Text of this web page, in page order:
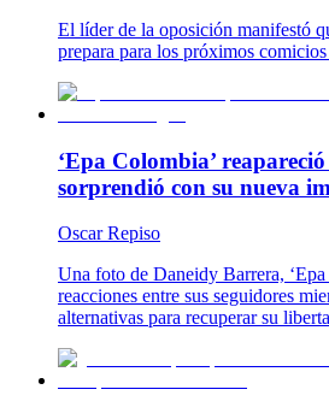
El líder de la oposición manifestó
prepara para los próximos comicios
‘Epa Colombia’
sorprendió con su nueva
Oscar Repiso
Una foto de Daneidy Barrera, ‘Epa
reacciones entre sus seguidores
alternativas para recuperar su